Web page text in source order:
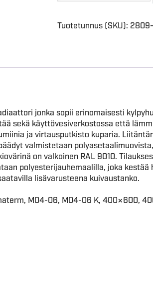
Tuotetunnus (SKU):
jonka sopii erinomaisesti
sekä käyttövesiverkostossa että
ja virtausputkisto kuparia.
valmistetaan
on valkoinen RAL 9010.
polyesterijauhemaalilla, joka kestää
lisävarusteena kuivaustanko.
M04-06, M04-06 K, 400×600,